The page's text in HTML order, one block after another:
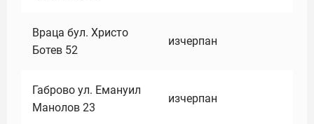
Враца бул. Христо
Ботев 52
изчерпан
Габрово ул. Емануил
Манолов 23
изчерпан